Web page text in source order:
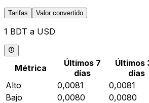
Tarifas Valor convertido
1 BDT a USD
Métrica
Últimos 7
días
Últimos
días
Alto
0,0081 0,0081
Bajo
0,0080 0,0080